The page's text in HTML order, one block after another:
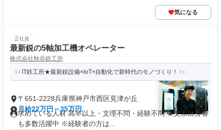
気になる
正社員
最新鋭の5軸加工機オペレーター
株式会社秋谷鉄工所
IT鉄工所★最新鋭設備×IoT×自動化で新時代のモノづくり！
〒651-2228兵庫県神戸市西区見津が丘
月給22万円～35万円
求めている人材 高卒以上・文理不問・経験不問 ★文系出身者
も多数活躍中 ※経験者の方は...